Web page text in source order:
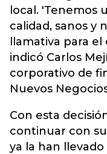
local. 'Tenemos
calidad, sanos y
llamativa para
indicó Carlos
corporativo de
Nuevos
Con esta
continuar con
ya la han llevado